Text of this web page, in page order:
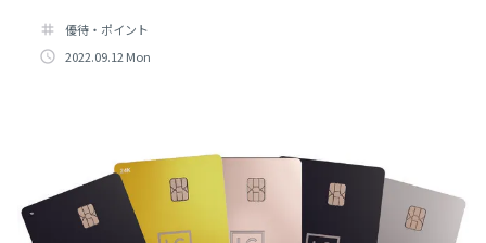
tag
優待・ポイント
access_time 2022.09.12 Mon